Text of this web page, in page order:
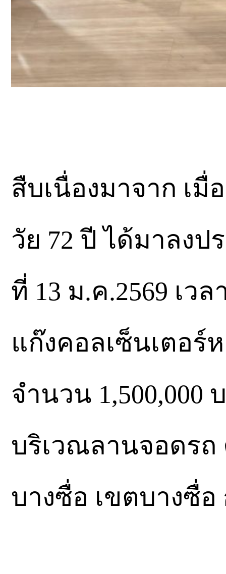
สืบเนื่องมาจาก เมื่
วัย 72 ปี ได้มาลงป
ที่ 13 ม.ค.2569 เว
แก๊งคอลเซ็นเตอร์
จำนวน 1,500,000
บริเวณลานจอดรถ
บางซื่อ เขตบางซื่